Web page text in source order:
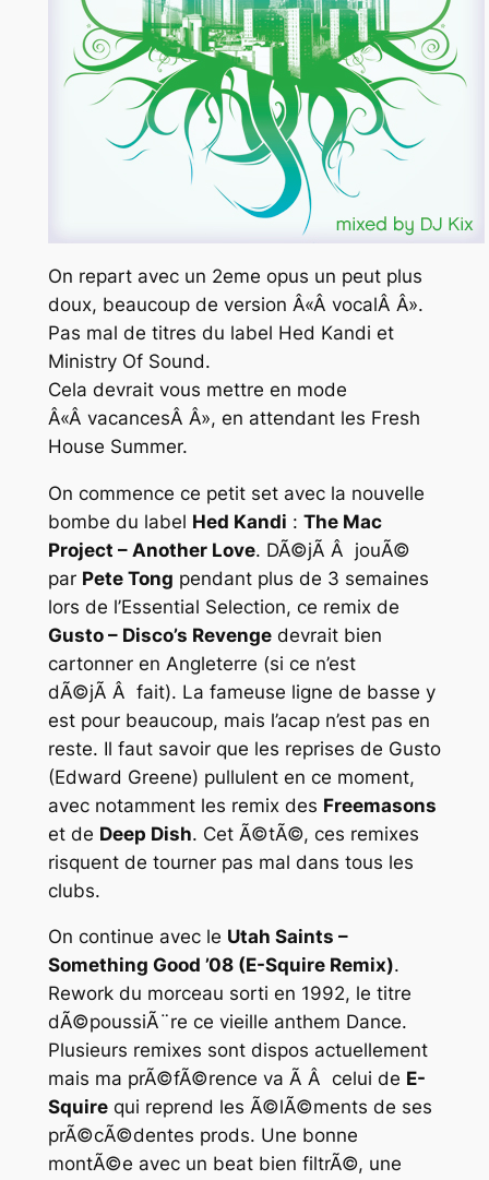
On repart avec un 2eme opus un peut plus
doux, beaucoup de version Â«Â vocalÂ Â».
Pas mal de titres du label Hed Kandi et
Ministry Of Sound.
Cela devrait vous mettre en mode
Â«Â vacancesÂ Â», en attendant les Fresh
House Summer.
On commence ce petit set avec la nouvelle
bombe du label Hed Kandi : The Mac
Project – Another Love. DÃ©jÃ Â jouÃ©
par Pete Tong pendant plus de 3 semaines
lors de l’Essential Selection, ce remix de
Gusto – Disco’s Revengedevrait bien
cartonner en Angleterre (si ce n’est
dÃ©jÃ Â fait). La fameuse ligne de basse y
est pour beaucoup, mais l’acap n’est pas en
reste. Il faut savoir que les reprises de Gusto
(Edward Greene) pullulent en ce moment,
avec notamment les remix des Freemasons
et de Deep Dish. Cet Ã©tÃ©, ces remixes
risquent de tourner pas mal dans tous les
clubs.
On continue avec le Utah Saints –
Something Good ’08 (E-Squire Remix).
Rework du morceau sorti en 1992, le titre
dÃ©poussiÃ¨re ce vieille anthem Dance.
Plusieurs remixes sont dispos actuellement
mais ma prÃ©fÃ©rence va Ã Â celui de E-
Squirequi reprend les Ã©lÃ©ments de ses
prÃ©cÃ©dentes prods. Une bonne
montÃ©e avec un beat bien filtrÃ©, une